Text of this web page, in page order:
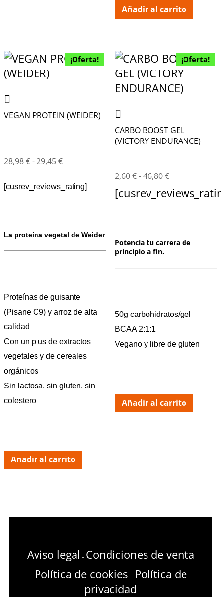
Añadir al carrito
¡Oferta!
VEGAN PROTEIN (WEIDER)
28,98€-29,45€
[cusrev_reviews_rating]
La proteína vegetal de Weider
Proteínas de guisante
(Pisane C9) y arroz de alta
calidad
Con un plus de extractos
vegetales y de cereales
orgánicos
Sin lactosa, sin gluten, sin
colesterol
Añadir al carrito
¡Oferta!
CARBO BOOST GEL
(VICTORY ENDURANCE)
2,60€-46,80€
Potencia tu carrera de
principio a fin.
50g carbohidratos/gel
BCAA 2:1:1
Vegano y libre de gluten
Añadir al carrito
Aviso legal – Condiciones de venta
Política de cookies–Política de
privacidad